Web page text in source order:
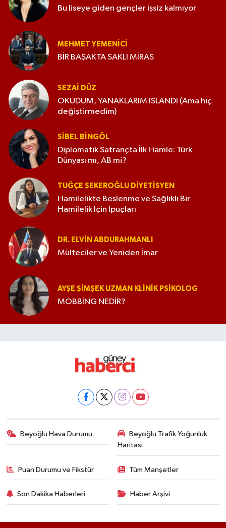
Bu liseye giden gençler işsiz kalmıyor
MEHMET YEMENICI
BİR BAŞAKTA SAKLI MİRAS
SEZAI DÜZ
OKUDUM, YANAKLARIM ISLANDI (Ama hiç
değiştirmedim)
SIBEL BINGÖL
Diplomatik Satrançta İlk Hamle: Türk
Dünyası mı, AB mi?
TUĞÇE ŞEKEROĞLU DIYETISYEN
Hamilelikte Beslenme ve Sağlıklı Bir
Hamilelik İçin İpuçları
DR. ELVIN ABDURAHMANLI
Mülteciler ve Yeniden İmar
AYŞE ŞIMŞEK UZMAN KLINIK PSIKOLOG
MOBBİNG NEDİR?
Beyoğlu Hava Durumu
Beyoğlu Trafik Yoğunluk
Haritası
Puan Durumu ve Fikstür Tüm Manşetler
Son Dakika Haberleri Haber Arşivi